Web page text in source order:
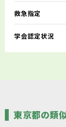
救急指定
学会認定状況
東京都の類